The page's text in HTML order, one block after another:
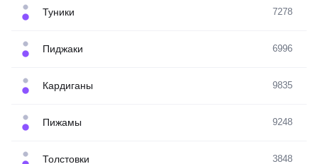
Туники 7278
Пиджаки 6996
Кардиганы 9835
Пижамы 9248
Толстовки 3848